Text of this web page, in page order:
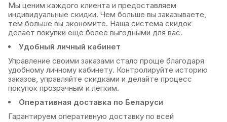
Чехол Leather Case для X/XS
Чехол Leather Case для XR
Чехол Leather Case для XS Max
для XR
для XS Max
Мы ценим каждого клиента и предоставляем
индивидуальные скидки. Чем больше вы заказываете,
тем больше вы экономите. Наша система скидок
делает покупки еще более выгодными для вас.
Удобный личный кабинет
Управление своими заказами стало проще благодаря
удобному личному кабинету. Контролируйте историю
заказов, управляйте скидками и делайте процесс
покупок прозрачным и легким.
Оперативная доставка по Беларуси
Гарантируем оперативную доставку по всей